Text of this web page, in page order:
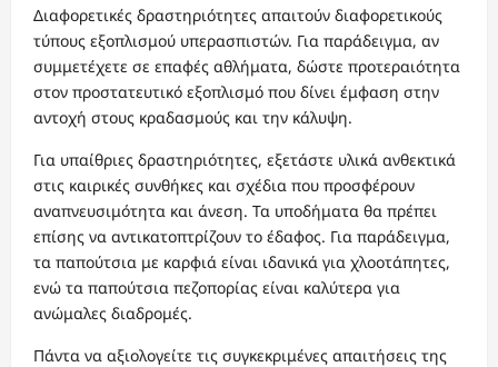
Διαφορετικές δραστηριότητες απαιτούν διαφορετικούς
τύπους εξοπλισμού υπερασπιστών. Για παράδειγμα, αν
συμμετέχετε σε επαφές αθλήματα, δώστε προτεραιότητα
στον προστατευτικό εξοπλισμό που δίνει έμφαση στην
αντοχή στους κραδασμούς και την κάλυψη.
Για υπαίθριες δραστηριότητες, εξετάστε υλικά ανθεκτικά
στις καιρικές συνθήκες και σχέδια που προσφέρουν
αναπνευσιμότητα και άνεση. Τα υποδήματα θα πρέπει
επίσης να αντικατοπτρίζουν το έδαφος. Για παράδειγμα,
τα παπούτσια με καρφιά είναι ιδανικά για χλοοτάπητες,
ενώ τα παπούτσια πεζοπορίας είναι καλύτερα για
ανώμαλες διαδρομές.
Πάντα να αξιολογείτε τις συγκεκριμένες απαιτήσεις της